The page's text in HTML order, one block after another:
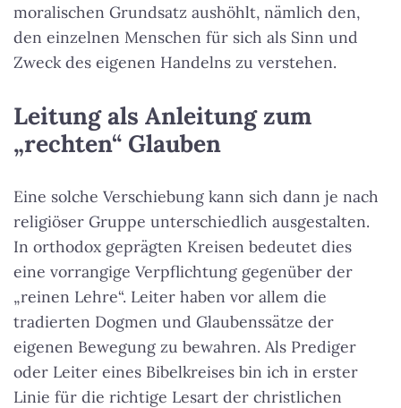
moralischen Grundsatz aushöhlt, nämlich den,
den einzelnen Menschen für sich als Sinn und
Zweck des eigenen Handelns zu verstehen.
Leitung als Anleitung zum
„rechten“ Glauben
Eine solche Verschiebung kann sich dann je nach
religiöser Gruppe unterschiedlich ausgestalten.
In orthodox geprägten Kreisen bedeutet dies
eine vorrangige Verpflichtung gegenüber der
„reinen Lehre“. Leiter haben vor allem die
tradierten Dogmen und Glaubenssätze der
eigenen Bewegung zu bewahren. Als Prediger
oder Leiter eines Bibelkreises bin ich in erster
Linie für die richtige Lesart der christlichen